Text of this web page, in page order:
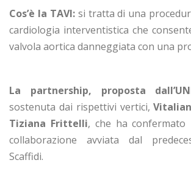
Cos’è la TAVI:si tratta di una
cardiologia interventistica che
valvola aortica danneggiata con una
La partnership, proposta
sostenuta dai rispettivi vertici,
Tiziana Frittelli, che ha confermato
collaborazione avviata dal
Scaffidi.